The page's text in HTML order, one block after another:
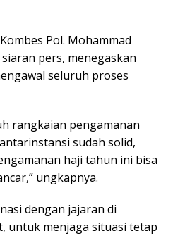
Pol. Mohammad
siaran pers, menegaskan
seluruh proses
rangkaian pengamanan
sudah solid,
haji tahun ini bisa
ungkapnya.
dengan jajaran di
untuk menjaga situasi tetap